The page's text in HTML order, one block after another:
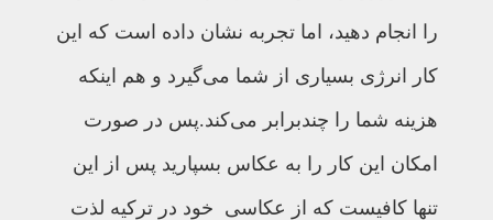
را انجام دهید، اما تجربه نشان داده است که این
کار انرژی بسیاری از شما می‌گیرد و هم اینکه
هزینه شما را چندبرابر می‌کند.پس در صورت
امکان این کار را به عکاس بسپارید پس از این
تنها کافیست که از عکاسی خود در ترکیه لذت